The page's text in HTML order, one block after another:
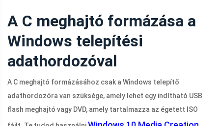
A C meghajtó formázása a
Windows telepítési
adathordozóval
A C meghajtó formázásához csak a Windows telepítő
adathordozóra van szüksége, amely lehet egy indítható USB
flash meghajtó vagy DVD, amely tartalmazza az égetett ISO